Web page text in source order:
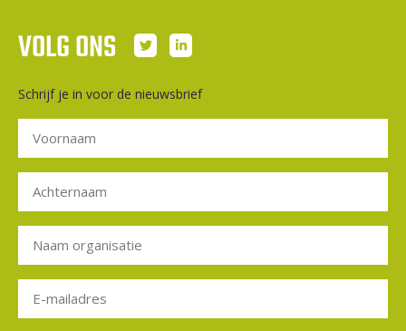
VOLG ONS
Schrijf je in voor de nieuwsbrief